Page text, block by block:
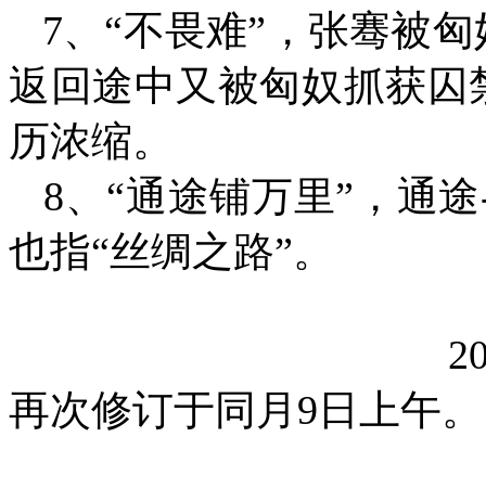
7、“不畏难”，张骞被
返回途中又被匈奴抓获
历浓缩。
8、“通途铺万里”，通
也指“丝绸之路”
2018年元月9
再次修订于同月9日上